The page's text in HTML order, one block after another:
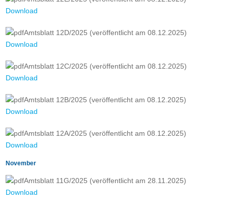
Download
Amtsblatt 12D/2025 (veröffentlicht am 08.12.2025)
Download
Amtsblatt 12C/2025 (veröffentlicht am 08.12.2025)
Download
Amtsblatt 12B/2025 (veröffentlicht am 08.12.2025)
Download
Amtsblatt 12A/2025 (veröffentlicht am 08.12.2025)
Download
November
Amtsblatt 11G/2025 (veröffentlicht am 28.11.2025)
Download